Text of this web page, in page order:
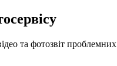
та фотозвіт